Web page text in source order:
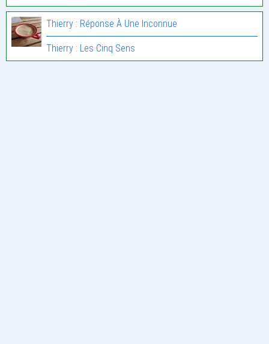
Thierry : Réponse À Une Inconnue
Thierry : Les Cinq Sens